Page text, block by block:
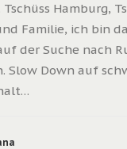
Hamburg,
Familie, ich bin
der Suche nach
Slow Down auf